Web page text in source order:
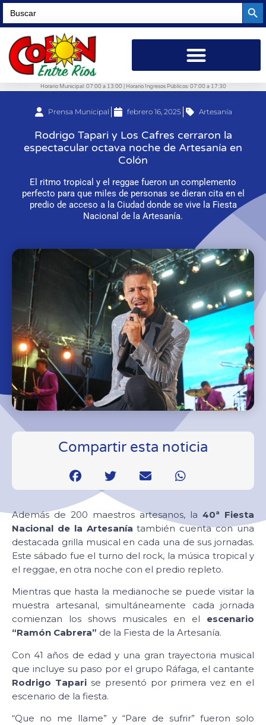
Search
for:
Horario Municipal: 07:00 a 13:00 | Horario Ingresos Públicos: 07:00 a 17:30
Prensa Municipal febrero 16, 2025 Artesanía
Rodrigo Tapari y Los Cafres cerraron la
espectacular octava noche de Artesanía en
Colón
El ritmo tropical y el reggae fueron un complemento
perfecto para que miles de personas se dieran cita en el
predio de acceso a la Ciudad donde se vive la Fiesta
Nacional de la Artesanía.
Compartir esta noticia
Además de 200 maestros artesanos, la 40ª Fiesta
Nacional de la Artesanía también cuenta con una
destacada grilla musical en cada una de sus jornadas.
Este sábado fue el turno del rock, la música tropical y
el reggae, en otra noche con el predio repleto.
Mientras que hasta la medianoche se puede visitar la
muestra artesanal, simultáneamente cada jornada
comienzan los shows musicales en el escenario
“Ramón Cabrera” de la Fiesta de la Artesanía.
Con 41 años de edad y una gran trayectoria musical
que incluye su paso por el grupo Ráfaga, el cantante
Rodrigo Taparise presentó por primera vez en el
escenario de la fiesta.
“Que no me llame” y “Pare de sufrir” fueron solo